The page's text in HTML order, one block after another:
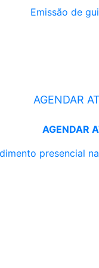
Emissão de
AGENDAR
AGENDAR
presencial